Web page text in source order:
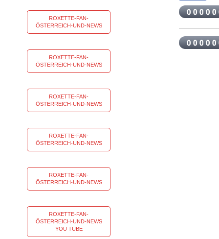
ROXETTE-FAN-
ÖSTERREICH-UND-NEWS
ROXETTE-FAN-
ÖSTERREICH-UND-NEWS
ROXETTE-FAN-
ÖSTERREICH-UND-NEWS
ROXETTE-FAN-
ÖSTERREICH-UND-NEWS
ROXETTE-FAN-
ÖSTERREICH-UND-NEWS
ROXETTE-FAN-
ÖSTERREICH-UND-NEWS
YOU TUBE